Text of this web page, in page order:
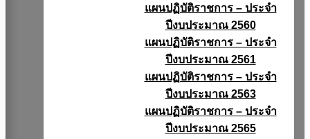
แผนปฏิบัติราชการ – ประจำ
ปีงบประมาณ 2560
แผนปฏิบัติราชการ – ประจำ
ปีงบประมาณ 2561
แผนปฏิบัติราชการ – ประจำ
ปีงบประมาณ 2563
แผนปฏิบัติราชการ – ประจำ
ปีงบประมาณ 2565